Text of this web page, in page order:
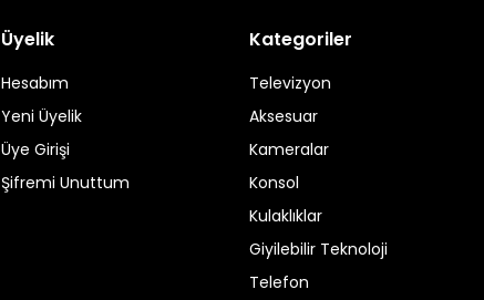
Üyelik
Hesabım
Yeni Üyelik
Üye Girişi
Şifremi Unuttum
Kategoriler
Televizyon
Aksesuar
Kameralar
Konsol
Kulaklıklar
Giyilebilir Teknoloji
Telefon